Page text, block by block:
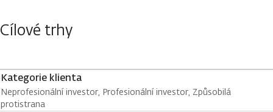
Cílové trhy
Kategorie klienta
Neprofesionální investor, Profesionální investor, Způsobilá
protistrana